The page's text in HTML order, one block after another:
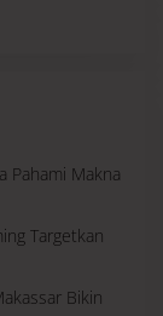
Pahami Makna
Targetkan
Bikin